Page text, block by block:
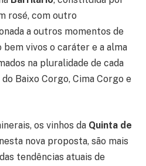
rosé, com outro
a outros momentos de
bem vivos o caráter e a alma
na pluralidade de cada
Baixo Corgo, Cima Corgo e
os vinhos da Quinta de
nova proposta, são mais
tendências atuais de